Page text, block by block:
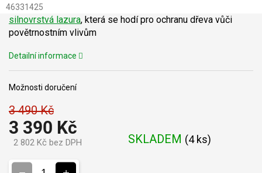
46331425
3 490 Kč
3 390 Kč
2 802 Kč bez DPH SKLADEM (4 ks)
Možnosti doručení
silnovrstvá lazura, která se hodí pro ochranu dřeva vůči
povětrnostním vlivům
Detailní informace